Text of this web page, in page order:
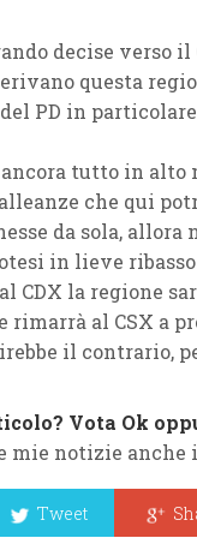
decise verso il
questa
PD in
tutto in alto
che qui
da sola, allora
in lieve
CDX la regione
rimarrà al CSX a
il contrario,
Vota Ok
mie notizie anche
Tweet